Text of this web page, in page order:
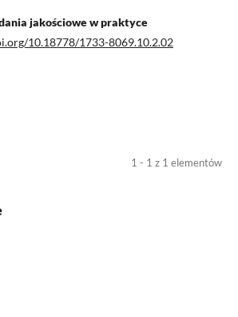
jakościowe w praktyce
10.18778/1733-8069.10.2.02
1 - 1 z 1 elementów